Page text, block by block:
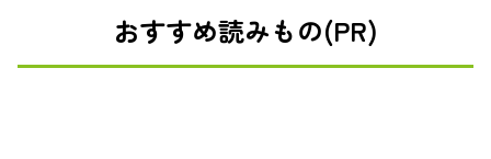
おすすめ読みもの(PR)